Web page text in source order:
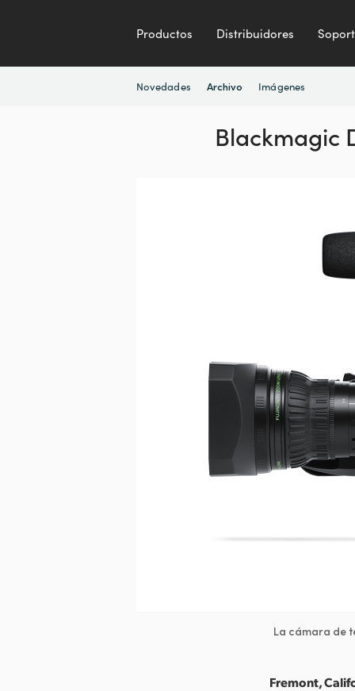
Productos Distribuidores
Novedades Archivo Imágenes
Blackmagic
La cámara de
Fremont,